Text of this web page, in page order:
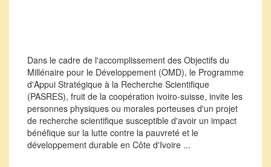
Dans le cadre de l'accomplissement des Objectifs du
Millénaire pour le Développement (OMD), le Programme
d'Appui Stratégique à la Recherche Scientifique
(PASRES), fruit de la coopération ivoiro-suisse, invite les
personnes physiques ou morales porteuses d'un projet
de recherche scientifique susceptible d'avoir un impact
bénéfique sur la lutte contre la pauvreté et le
développement durable en Côte d'Ivoire ...